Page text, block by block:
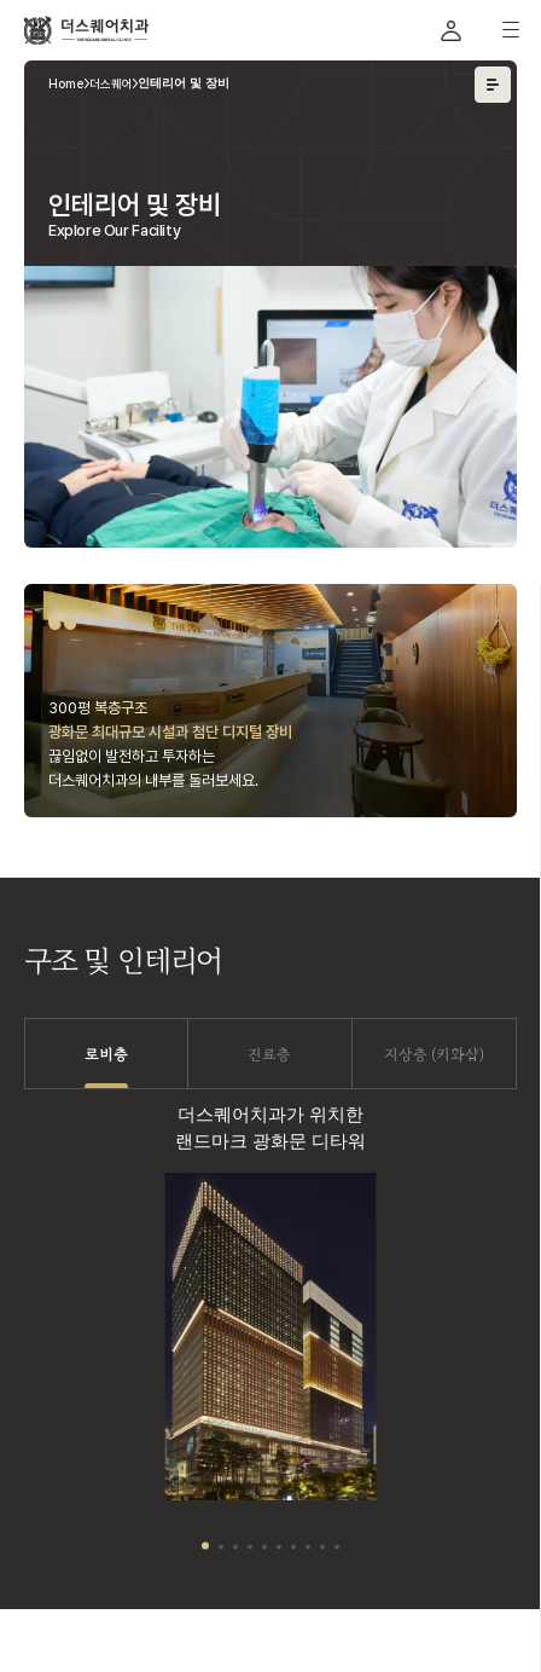
Home 더스퀘어 인테리어 및 장비
인테리어 및 장비
Explore Our Facility
300평 복층구조
광화문 최대규모 시설과 첨단 디지털 장비
끊임없이 발전하고 투자하는
더스퀘어치과의 내부를 둘러보세요.
구조 및 인테리어
로비층 진료층 지상층 (키와샵)
더스퀘어치과가 위치한
랜드마크 광화문 디타워